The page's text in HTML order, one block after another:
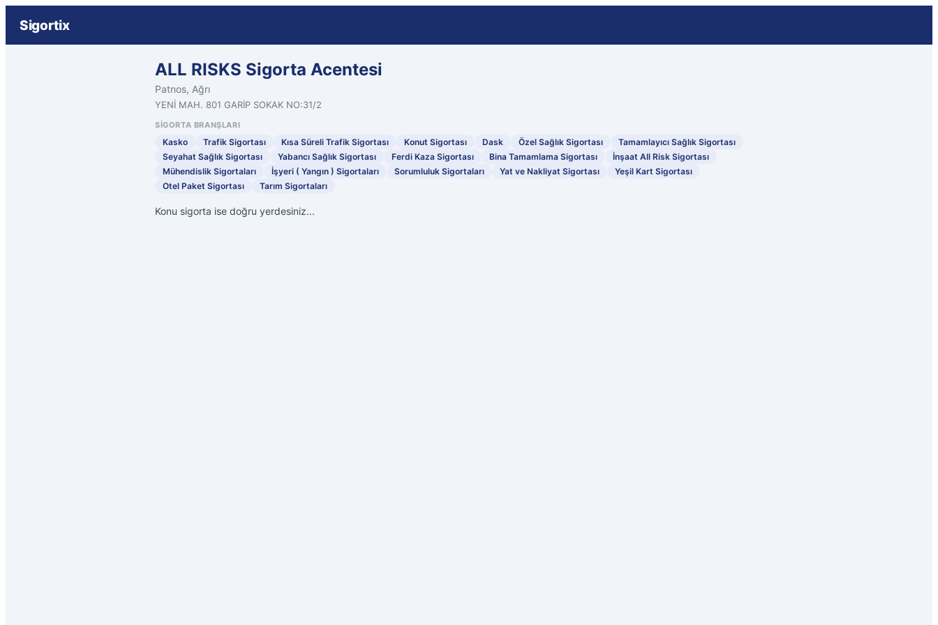
Sigortix
ALL RISKS Sigorta Acentesi
Patnos, Ağrı
YENİ MAH. 801 GARİP SOKAK NO:31/2
SIGORTA BRANŞLARI
Kasko Trafik Sigortası Kısa Süreli Trafik Sigortası Konut Sigortası Dask Özel Sağlık Sigortası
Tamamlayıcı Sağlık Sigortası
Seyahat Sağlık Sigortası
Yabancı Sağlık Sigortası Ferdi Kaza Sigortası Bina Tamamlama Sigortası
İnşaat All Risk Sigortası
Mühendislik Sigortaları
İşyeri ( Yangın ) Sigortaları Sorumluluk Sigortaları Yat ve Nakliyat Sigortası
Yeşil Kart Sigortası
Otel Paket Sigortası
Tarım Sigortaları
Konu sigorta ise doğru yerdesiniz...